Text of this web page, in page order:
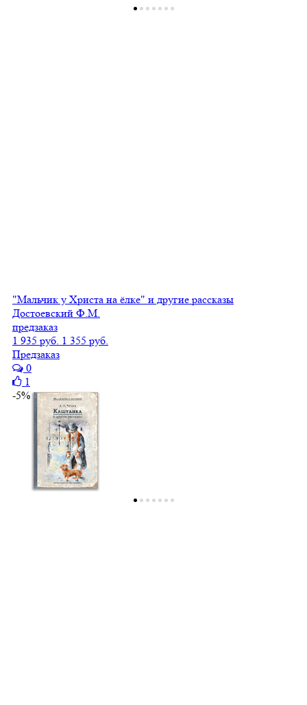
"Мальчик у Христа на ёлке" и другие рассказы
Достоевский Ф.М.
предзаказ
1 935 руб. 1 355 руб.
Предзаказ
0
1
-5%